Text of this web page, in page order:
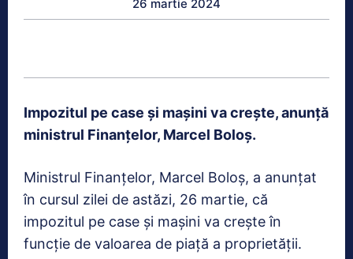
26 martie 2024
Impozitul pe case și mașini va crește, anunță
ministrul Finanțelor, Marcel Boloș.
Ministrul Finanțelor, Marcel Boloș, a anunțat
în cursul zilei de astăzi, 26 martie, că
impozitul pe case și mașini va crește în
funcție de valoarea de piață a proprietății.